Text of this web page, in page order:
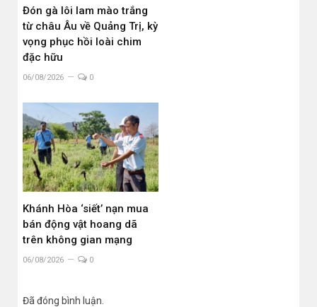
Đón gà lôi lam mào trắng
từ châu Âu về Quảng Trị, kỳ
vọng phục hồi loài chim
đặc hữu
06/08/2026 0
Khánh Hòa ‘siết’ nạn mua
bán động vật hoang dã
trên không gian mạng
06/08/2026 0
Đã đóng bình luận.